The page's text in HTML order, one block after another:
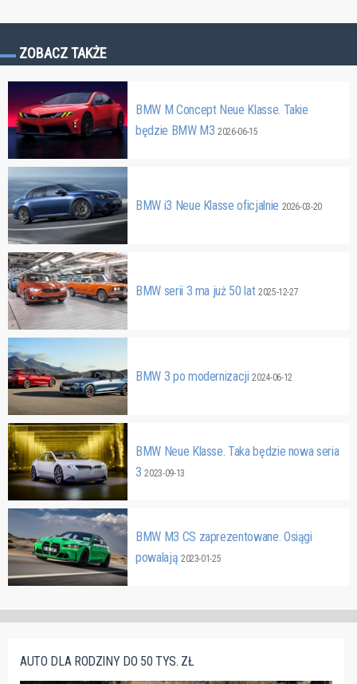
ZOBACZ TAKŻE
BMW M Concept Neue Klasse. Takie
będzie BMW M32026-06-15
BMW i3 Neue Klasse oficjalnie 2026-03-20
BMW serii 3 ma już 50 lat 2025-12-27
BMW 3 po modernizacji2024-06-12
BMW Neue Klasse. Taka będzie nowa seria
32023-09-13
BMW M3 CS zaprezentowane. Osiągi
powalają 2023-01-25
AUTO DLA RODZINY DO 50 TYS. ZŁ